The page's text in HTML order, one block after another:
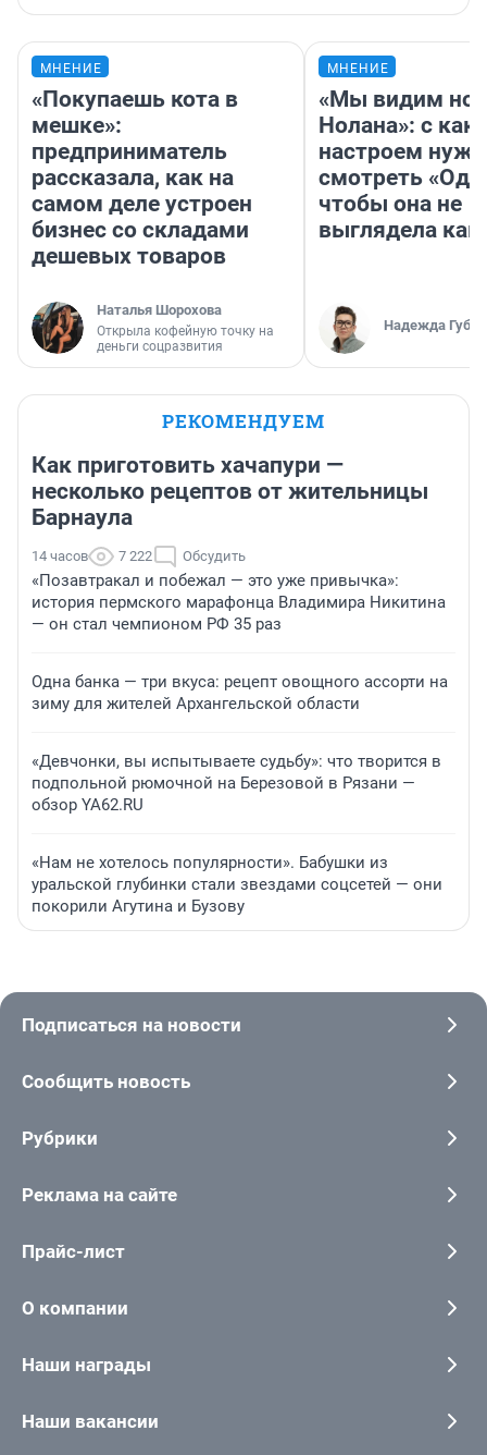
МНЕНИЕ
«Покупаешь кота в
мешке»:
предприниматель
рассказала, как на
самом деле устроен
бизнес со складами
дешевых товаров
Наталья Шорохова
Открыла кофейную точку на
деньги соцразвития
МНЕНИЕ
«Мы видим
Нолана»: с
настроем
смотреть
чтобы она не
выглядела как
Надежда
РЕКОМЕНДУЕМ
Как приготовить хачапури —
несколько рецептов от жительницы
Барнаула
14 часов 7 222 Обсудить
«Позавтракал и побежал — это уже привычка»:
история пермского марафонца Владимира Никитина
— он стал чемпионом РФ 35 раз
Одна банка — три вкуса: рецепт овощного ассорти на
зиму для жителей Архангельской области
«Девчонки, вы испытываете судьбу»: что творится в
подпольной рюмочной на Березовой в Рязани —
обзор YA62.RU
«Нам не хотелось популярности». Бабушки из
уральской глубинки стали звездами соцсетей — они
покорили Агутина и Бузову
Подписаться на новости
Сообщить новость
Рубрики
Реклама на сайте
Прайс-лист
О компании
Наши награды
Наши вакансии